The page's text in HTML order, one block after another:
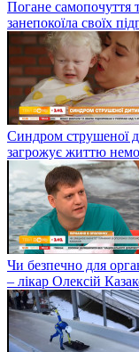
Погане самопочуття
занепокоїла своїх
Синдром струшеної
загрожує життю
Чи безпечно для
– лікар Олексій